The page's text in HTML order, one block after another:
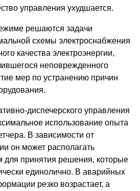
управления ухудшается.
решаются задачи
схемы электроснабжения
качества электроэнергии,
неповрежденного
мер по устранению причин
диспечерского управления
использование опыта
В зависимости от
он может располагать
принятия решения, которые
единолично. В аварийных
резко возрастает, а